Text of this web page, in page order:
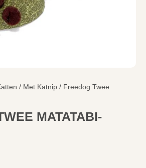
/ Met Katnip / Freedog Twee
MATATABI-